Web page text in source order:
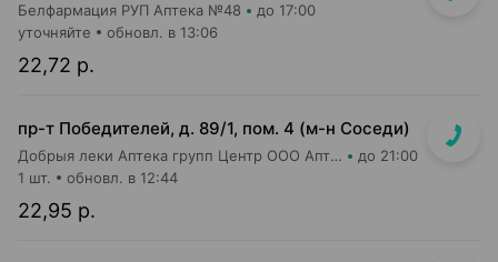
Белфармация РУП Аптека №48 до 17:00
22,72 р.
уточняйте обновл. в 13:06
пр-т Победителей, д. 89/1, пом. 4 (м-н Соседи)
Добрыя леки Аптека групп Центр ООО Аптека №43 до 21:00
22,95 р.
1 шт. обновл. в 12:44